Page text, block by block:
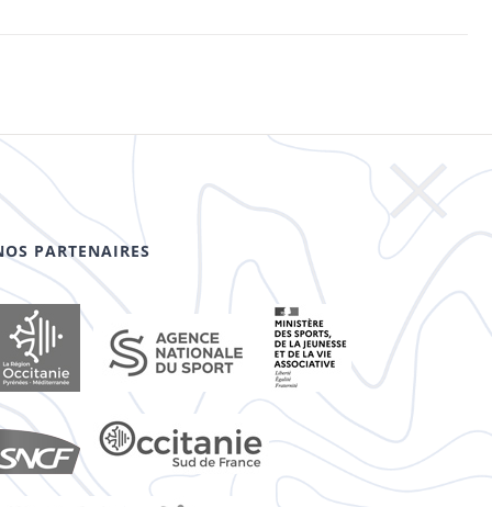
PARTENAIRES